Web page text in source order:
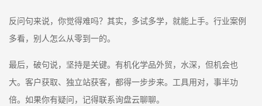
反问句来说，你觉得难吗？其实，多试多学，就能上手。行业案例
多看，别人怎么从零到一的。
最后，破句说，坚持是关键。有机化学品外贸，水深，但机会也
大。客户获取、独立站获客，都得一步步来。工具用对，事半功
倍。如果你有疑问，记得联系询盘云聊聊。